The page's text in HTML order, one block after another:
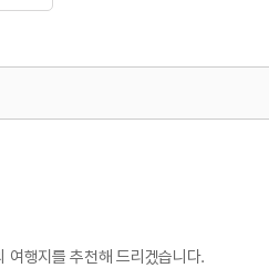
여행지를 추천해 드리겠습니다.